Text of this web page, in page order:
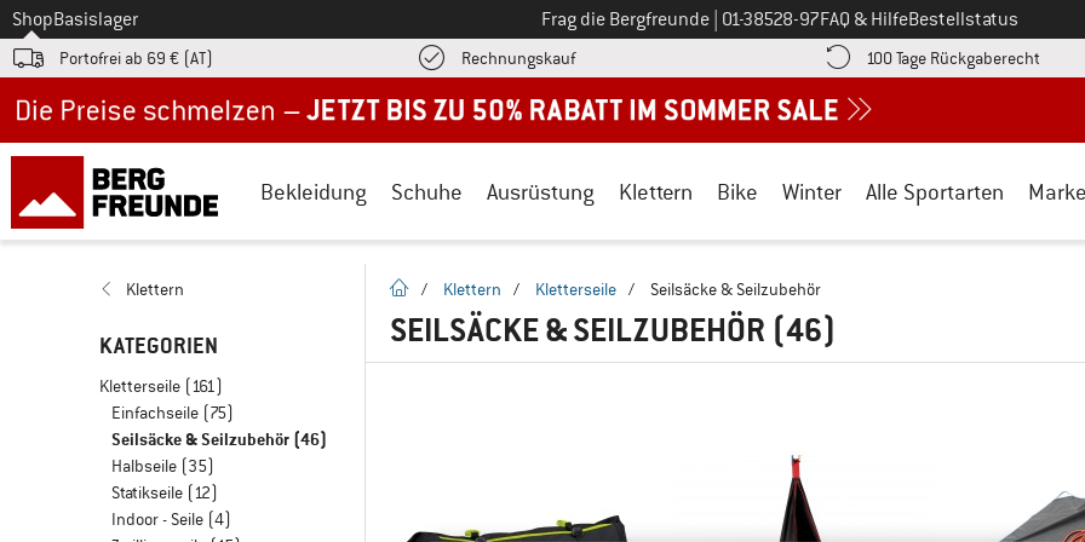
Zum
ShopBasislager Frag die Bergfreunde Ruf uns an unter
01-38528-97FAQ & HilfeBestellstatus
Portofrei ab 69 € (AT) RechnungskaufFinde die Zahlungs-Infos hier! Öffnet sich in einer Infobox
100 Tage Rückgaberecht
Bekleidung Schuhe Ausrüstung Klettern Bike Winter Alle Sportarten
Klettern
KATEGORIEN
Kletterseile (161)
Einfachseile (75)
Seilsäcke & Seilzubehör (46)
Halbseile (35)
Statikseile (12)
Indoor - Seile (4)
Startseite
/ Klettern / Kletterseile / Seilsäcke & Seilzubehör
SEILSÄCKE & SEILZUBEHÖR (46)